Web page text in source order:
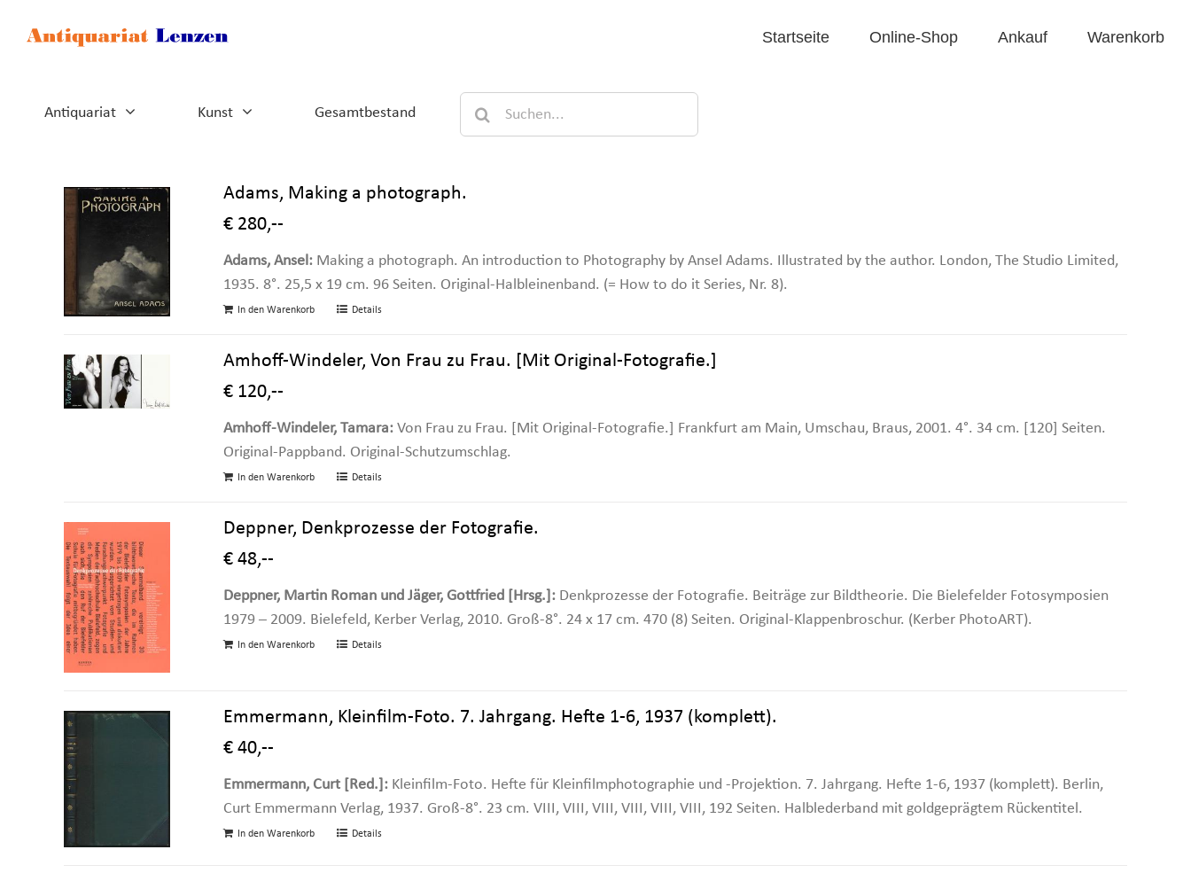
Inhalt
Startseite Online-Shop Ankauf Warenkorb
Antiquariat Kunst Gesamtbestand
Suche
nach:
Adams, Making a photograph.
€ 280,--
Adams, Ansel: Making a photograph. An introduction to Photography by Ansel Adams. Illustrated by the author. London, The Studio Limited,
1935. 8°. 25,5 x 19 cm. 96 Seiten. Original-Halbleinenband. (= How to do it Series, Nr. 8).
In den Warenkorb Details
Amhoff-Windeler, Von Frau zu Frau. [Mit Original-Fotografie.]
€ 120,--
Amhoff-Windeler, Tamara: Von Frau zu Frau. [Mit Original-Fotografie.] Frankfurt am Main, Umschau, Braus, 2001. 4°. 34 cm. [120] Seiten.
Original-Pappband. Original-Schutzumschlag.
In den Warenkorb Details
Deppner, Denkprozesse der Fotografie.
€ 48,--
Deppner, Martin Roman und Jäger, Gottfried [Hrsg.]: Denkprozesse der Fotografie. Beiträge zur Bildtheorie. Die Bielefelder Fotosymposien
1979 – 2009. Bielefeld, Kerber Verlag, 2010. Groß-8°. 24 x 17 cm. 470 (8) Seiten. Original-Klappenbroschur. (Kerber PhotoART).
In den Warenkorb Details
Emmermann, Kleinfilm-Foto. 7. Jahrgang. Hefte 1-6, 1937 (komplett).
€ 40,--
Emmermann, Curt [Red.]: Kleinfilm-Foto. Hefte für Kleinfilmphotographie und -Projektion. 7. Jahrgang. Hefte 1-6, 1937 (komplett). Berlin,
Curt Emmermann Verlag, 1937. Groß-8°. 23 cm. VIII, VIII, VIII, VIII, VIII, VIII, 192 Seiten. Halblederband mit goldgeprägtem Rückentitel.
In den Warenkorb Details